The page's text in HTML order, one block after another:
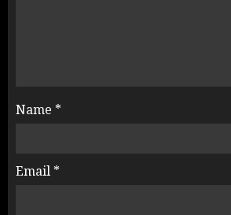
Name *
Email *